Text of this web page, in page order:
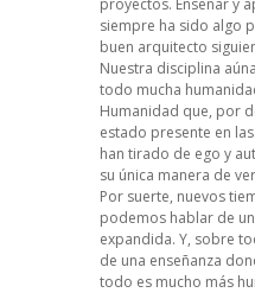
proyectos. Enseñar y
siempre ha sido algo
buen arquitecto
Nuestra disciplina
todo mucha
Humanidad que, por
estado presente en
han tirado de ego y
su única manera de
Por suerte, nuevos
podemos hablar de
expandida. Y, sobre
de una enseñanza
todo es mucho más